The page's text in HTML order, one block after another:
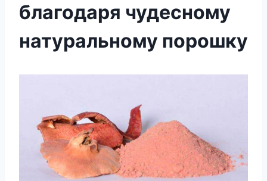
благодаря чудесному
натуральному порошку